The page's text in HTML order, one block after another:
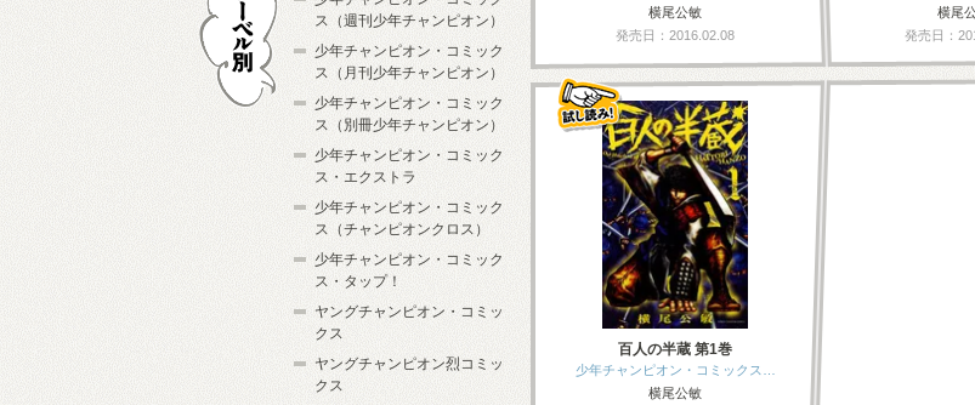
横尾公敏
発売日：2016.02.08
横尾
発売日：
百人の半蔵 第1巻
少年チャンピオン・コミックス…
横尾公敏
ス（週刊少年チャンピオン）
少年チャンピオン・コミック
ス（月刊少年チャンピオン）
少年チャンピオン・コミック
ス（別冊少年チャンピオン）
少年チャンピオン・コミック
ス・エクストラ
少年チャンピオン・コミック
ス（チャンピオンクロス）
少年チャンピオン・コミック
ス・タップ！
ヤングチャンピオン・コミッ
クス
ヤングチャンピオン烈コミッ
クス